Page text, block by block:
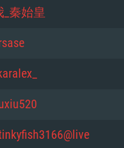
양
Windows 10 (64
2.2 GHz 듀얼코
양
Mac OS Big Sur
: 최소 2.2 GHz
양
64bit Linux 중
2.4 GHz 듀얼코어
GB
_秦始皇